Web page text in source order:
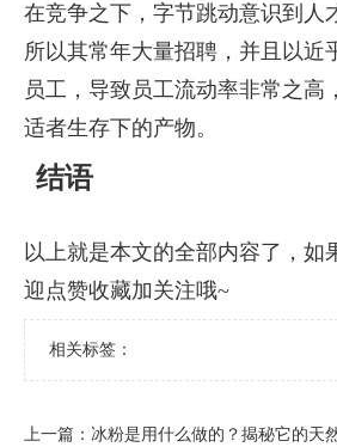
在竞争之下，字节跳动意识到人
所以其常年大量招聘，并且以近
员工，导致员工流动率非常之高
适者生存下的产物。
结语
以上就是本文的全部内容了，如
迎点赞收藏加关注哦~
相关标签：
上一篇： 冰粉是用什么做的？揭秘它的天